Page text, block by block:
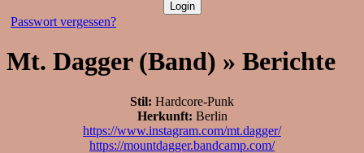
Passwort vergessen?
Mt. Dagger (Band) » Berichte
Stil: Hardcore-Punk
Herkunft: Berlin
https://www.instagram.com/mt.dagger/
https://mountdagger.bandcamp.com/